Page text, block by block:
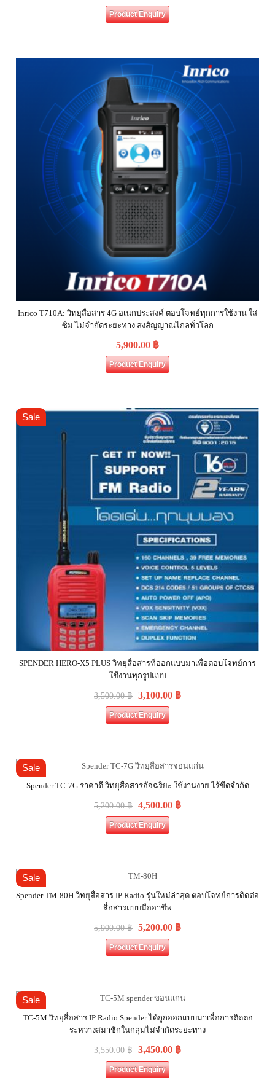
Product Enquiry
Inrico T710A: วิทยุสื่อสาร 4G อเนกประสงค์ ตอบโจทย์ทุกการใช้งาน ใส่
ซิม ไม่จำกัดระยะทาง ส่งสัญญาณไกลทั่วโลก
5,900.00 ฿
Product Enquiry
Sale
SPENDER HERO-X5 PLUS วิทยุสื่อสารที่ออกแบบมาเพื่อตอบโจทย์การ
ใช้งานทุกรูปแบบ
3,500.00฿ 3,100.00 ฿
Product Enquiry
Sale
Spender TC-7G ราคาดี วิทยุสื่อสารอัจฉริยะ ใช้งานง่าย ไร้ขีดจำกัด
5,200.00฿ 4,500.00 ฿
Product Enquiry
Sale
Spender TM-80H วิทยุสื่อสาร IP Radio รุ่นใหม่ล่าสุด ตอบโจทย์การติดต่อ
สื่อสารแบบมืออาชีพ
5,900.00฿ 5,200.00 ฿
Product Enquiry
Sale
TC-5M วิทยุสื่อสาร IP Radio Spender ได้ถูกออกแบบมาเพื่อการติดต่อ
ระหว่างสมาชิกในกลุ่มไม่จำกัดระยะทาง
3,550.00฿ 3,450.00 ฿
Product Enquiry